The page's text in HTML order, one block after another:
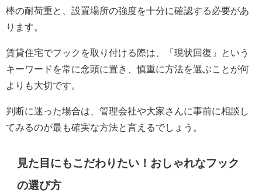
棒の耐荷重と、設置場所の強度を十分に確認する必要があ
ります。
賃貸住宅でフックを取り付ける際は、「現状回復」という
キーワードを常に念頭に置き、慎重に方法を選ぶことが何
よりも大切です。
判断に迷った場合は、管理会社や大家さんに事前に相談し
てみるのが最も確実な方法と言えるでしょう。
見た目にもこだわりたい！おしゃれなフック
の選び方